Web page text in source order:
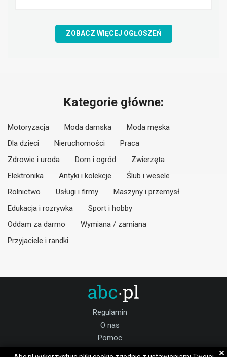
ZOBACZ WIĘCEJ OGŁOSZEŃ
Kategorie główne:
Motoryzacja Moda damska
Moda męska
Dla dzieci
Nieruchomości
Praca
Zdrowie i uroda
Dom i ogród
Zwierzęta
Elektronika
Antyki i kolekcje
Ślub i wesele
Rolnictwo
Usługi i firmy
Maszyny i przemysł
Edukacja i rozrywka
Sport i hobby
Oddam za darmo
Wymiana / zamiana
Przyjaciele i randki
Regulamin
O nas
Pomoc
×